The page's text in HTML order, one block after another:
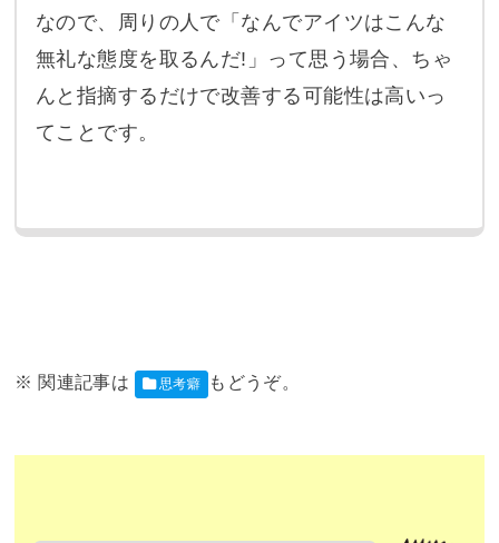
なので、周りの人で「なんでアイツはこんな
無礼な態度を取るんだ!」って思う場合、ちゃ
んと指摘するだけで改善する可能性は高いっ
てことです。
思考癖